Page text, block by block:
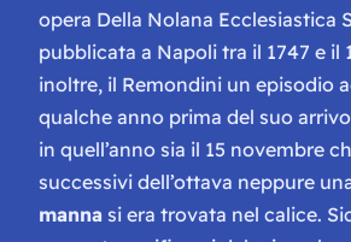
opera Della Nolana Ecclesiastica
pubblicata a Napoli tra il 1747 e il
inoltre, il Remondini un episodio
qualche anno prima del suo
in quell’anno sia il 15 novembre
successivi dell’ottava neppure
manna si era trovata nel calice.